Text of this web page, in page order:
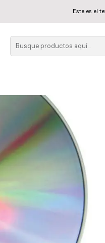
Este es el